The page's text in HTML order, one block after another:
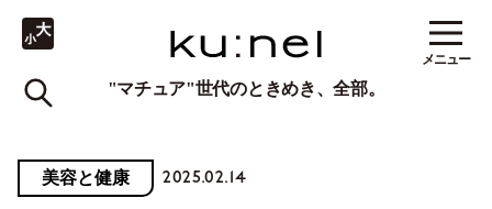
"マチュア"世代のときめき、全部。
メニュー
美容と健康 2025.02.14